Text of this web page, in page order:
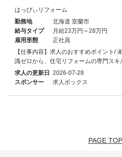
はっぴぃリフォーム
勤務地
北海道 室蘭市
給与タイプ
月給23万円～28万円
雇用形態
正社員
【仕事内容】求人のおすすめポイント/
識ゼロから、住宅リフォームの専門スキ
求人の更新日 2026-07-28
スポンサー
求人ボックス
PAGE TOP